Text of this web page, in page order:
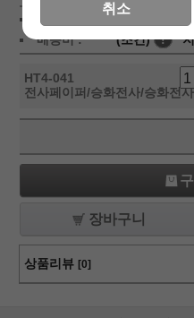
상품가 : 1,800
배송비 :
(조건) !
HT4-041
전사페이퍼/승화전사/승화전
장바구니
상품리뷰 [0]
취소